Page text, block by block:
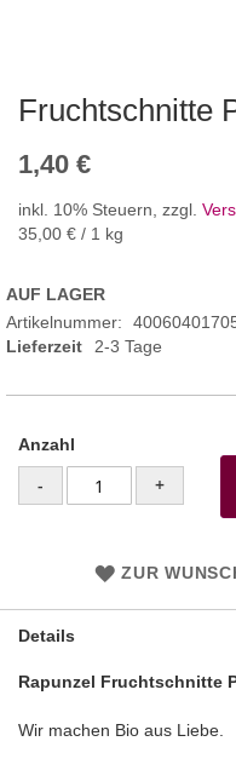
Fruchtschnitte
1,40 €
inkl. 10% Steuern, zzgl.
35,00 € / 1 kg
AUF LAGER
Artikelnummer
Lieferzeit
2-3 Tage
Anzahl
- +
ZUR
Details
Rapunzel Fruchtschnitte
Wir machen Bio aus Liebe.